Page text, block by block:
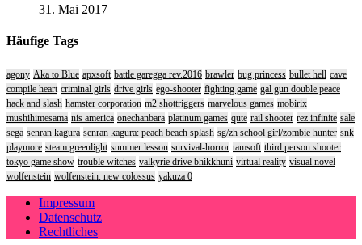
31. Mai 2017
Häufige Tags
agony Aka to Blue apxsoft battle garegga rev.2016 brawler bug princess bullet hell cave
compile heart criminal girls drive girls ego-shooter fighting game gal gun double peace
hack and slash hamster corporation m2 shottriggers marvelous games mobirix
mushihimesama nis america onechanbara platinum games qute rail shooter rez infinite sale
sega senran kagura senran kagura: peach beach splash sg/zh school girl/zombie hunter snk
playmore steam greenlight summer lesson survival-horror tamsoft third person shooter
tokyo game show trouble witches valkyrie drive bhikkhuni virtual reality visual novel
wolfenstein wolfenstein: new colossus yakuza 0
Impressum
Datenschutz
Rechtliches